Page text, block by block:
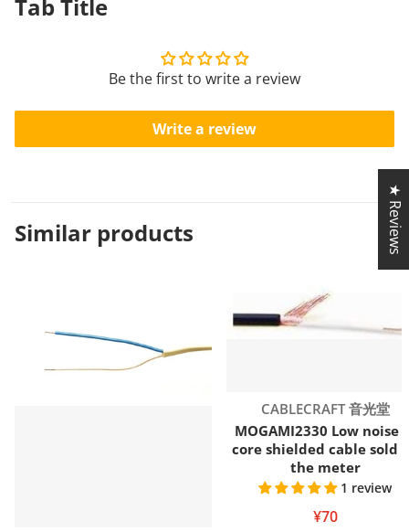
Tab Title
Be the first to write a review
Write a review
Similar products
Vendor:
CABLECRAFT 音光堂
MOGAMI2330 Low noise
core shielded cable sold
the meter
1 review
¥70
★ Reviews